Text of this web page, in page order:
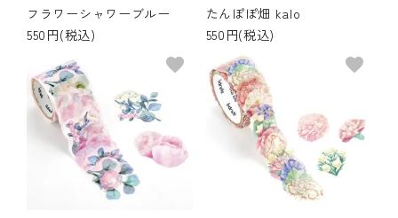
フラワーシャワーブルー
550円(税込)
たんぽぽ畑 kalo
550円(税込)
favorite favorite